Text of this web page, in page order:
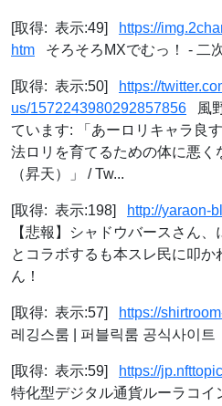
[取得: 表示:49]
https://
htm そろそろMXでむっ！ - 二
[取得: 表示:50]
https://
us/1572243980292857856 風
ています: 「あーロリキャラ良
法ロリを育てるための体に悪く
（昇天）」 / Tw...
[取得: 表示:198]
http://yaraon-
【悲報】シャドウバースさん
とコラボするも本スレ民に叩か
ん！
[取得: 表示:57] https://
레깅스룸 | 퍼블릭룸 공식사이트
[取得: 表示:59] https://
特化型デジタル通貨ルーラコ